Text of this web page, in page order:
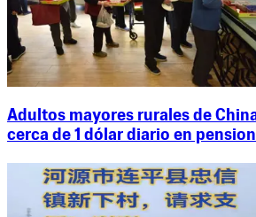
Adultos mayores rurales de
cerca de 1 dólar diario en